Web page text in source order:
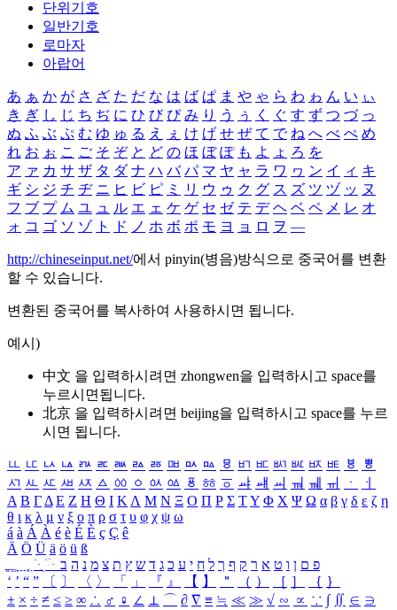
단위기호
일반기호
로마자
아랍어
あ ぁ か が さ ざ た だ な は ば ぱ ま や ゃ ら わ ゎ ん い ぃ
き ぎ し じ ち ぢ に ひ び ぴ み り う ぅ く ぐ す ず つ づ っ
ぬ ふ ぶ ぷ む ゆ ゅ る え ぇ け げ せ ぜ て で ね へ べ ぺ め
れ お ぉ こ ご そ ぞ と ど の ほ ぼ ぽ も よ ょ ろ を
ア ァ カ サ ザ タ ダ ナ ハ バ パ マ ヤ ャ ラ ワ ヮ ン イ ィ キ
ギ シ ジ チ ヂ ニ ヒ ビ ピ ミ リ ウ ゥ ク グ ス ズ ツ ヅ ッ ヌ
フ ブ プ ム ユ ュ ル エ ェ ケ ゲ セ ゼ テ デ ヘ ベ ペ メ レ オ
ォ コ ゴ ソ ゾ ト ド ノ ホ ボ ポ モ ヨ ョ ロ ヲ ―
http://chineseinput.net/에서 pinyin(병음)방식으로 중국어를 변환
할 수 있습니다.
변환된 중국어를 복사하여 사용하시면 됩니다.
예시)
中文 을 입력하시려면 zhongwen을 입력하시고 space를
누르시면됩니다.
北京 을 입력하시려면 beijing을 입력하시고 space를 누르
시면 됩니다.
ㅥ ㅦ ㅧ ㅨ ㅩ ㅪ ㅫ ㅬ ㅭ ㅮ ㅯ ㅰ ㅱ ㅲ ㅳ ㅴ ㅵ ㅶ ㅷ ㅸ
ㅹ
ㅺ ㅻ ㅼ ㅽ ㅾ ㅿ ㆀ ㆁ ㆂ ㆃ ㆄ ㆅ ㆆ ㆇ ㆈ ㆉ ㆊ ㆋ ㆌ ㆍ
ㆎ
Α Β ΓΔ Ε Ζ Η Θ Ι ΚΛ Μ Ν Ξ Ο Π Ρ Σ ΤΥ Φ Χ Ψ Ω α β γ δ ε ζ η
θ ι κ λ μ ν ξ ο π ρ σ τ υ φ χ ψ ω
á à Á À é è É È ç Ç ê
Ä Ö Ü ä ö ü ß
ִֶֹ ֻּ ׁׂ פ ם ן ו ט א ר ק ף ך ל ח י ע כ ג ד ש ץ ת צ מ נ ה ב
‘ ’ “ ” 〔 〕 〈 〉 「 」 『 』 【 】 ＂ （ ） ［ ］ ｛ ｝
± × ÷ ≠ ≤ ≥ ∞ ∴ ♂ ♀ ∠ ⊥ ⌒ ∂ ∇ ≡ ≒ ≪ ≫ √ ∽ ∝ ∵ ∫ ∬ ∈ ∋